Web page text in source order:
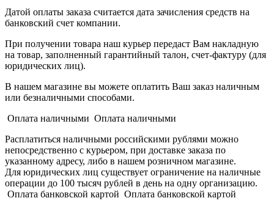
Датой оплаты заказа считается дата зачисления средств на
банковский счет компании.
При получении товара наш курьер передаст Вам накладную
на товар, заполненный гарантийный талон, счет-фактуру (для
юридических лиц).
В нашем магазине вы можете оплатить Ваш заказ наличным
или безналичными способами.
Оплата наличными Оплата наличными
Расплатиться наличными российскими рублями можно
непосредственно с курьером, при доставке заказа по
указанному адресу, либо в нашем розничном магазине.
Для юридических лиц существует ограничение на наличные
операции до 100 тысяч рублей в день на одну организацию.
Оплата банковской картой Оплата банковской картой